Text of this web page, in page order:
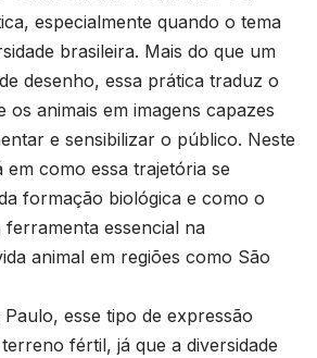
especialmente quando o tema
brasileira. Mais do que um
desenho, essa prática traduz o
animais em imagens capazes
e sensibilizar o público. Neste
como essa trajetória se
formação biológica e como o
ferramenta essencial na
animal em regiões como São
esse tipo de expressão
fértil, já que a diversidade